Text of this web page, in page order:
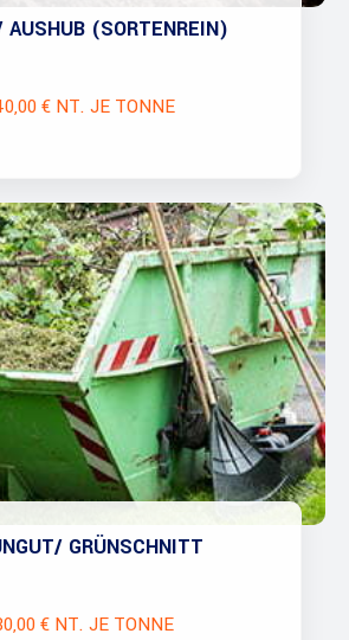
AUSHUB (SORTENREIN)
€ NT. JE TONNE
GRÜNSCHNITT
€ NT. JE TONNE